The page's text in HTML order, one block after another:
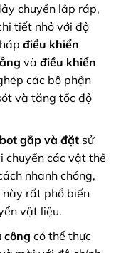
chuyền lắp ráp,
tiết nhỏ với độ
điều khiển
và điều khiển
các bộ phận
và tăng tốc độ
gắp và đặtsử
chuyển các vật thể
nhanh chóng,
rất phổ biến
vật liệu.
công có thể thực